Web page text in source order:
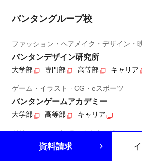
バンタングループ校
ファッション・ヘアメイク・デザイン・
バンタンデザイン研究所
大学部 専門部 高等部 キャリア
ゲーム・イラスト・CG・eスポーツ
バンタンゲームアカデミー
大学部 高等部 キャリア
製菓・カフェ・調理・飲食店開業
レコールバンタン
資料請求